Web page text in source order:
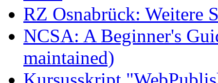
RZ Osnabrück: Weitere
NCSA: A Beginner's
maintained)